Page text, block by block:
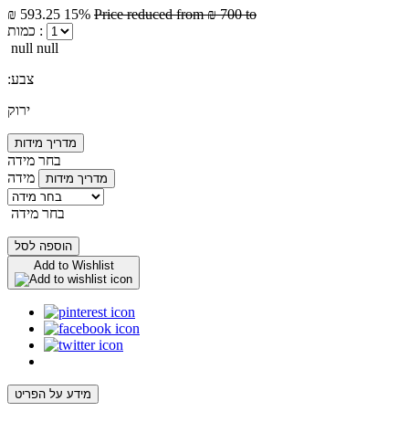
₪ 593.25 15% Price reduced from₪ 700 to
כמות :
null null
:צבע
ירוק
מדריך מידות
בחר מידה
מידה
מדריך מידות
בחר מידה
הוספה לסל
Add to Wishlist
מידע על הפריט